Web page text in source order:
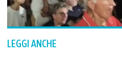
LEGGI ANCHE